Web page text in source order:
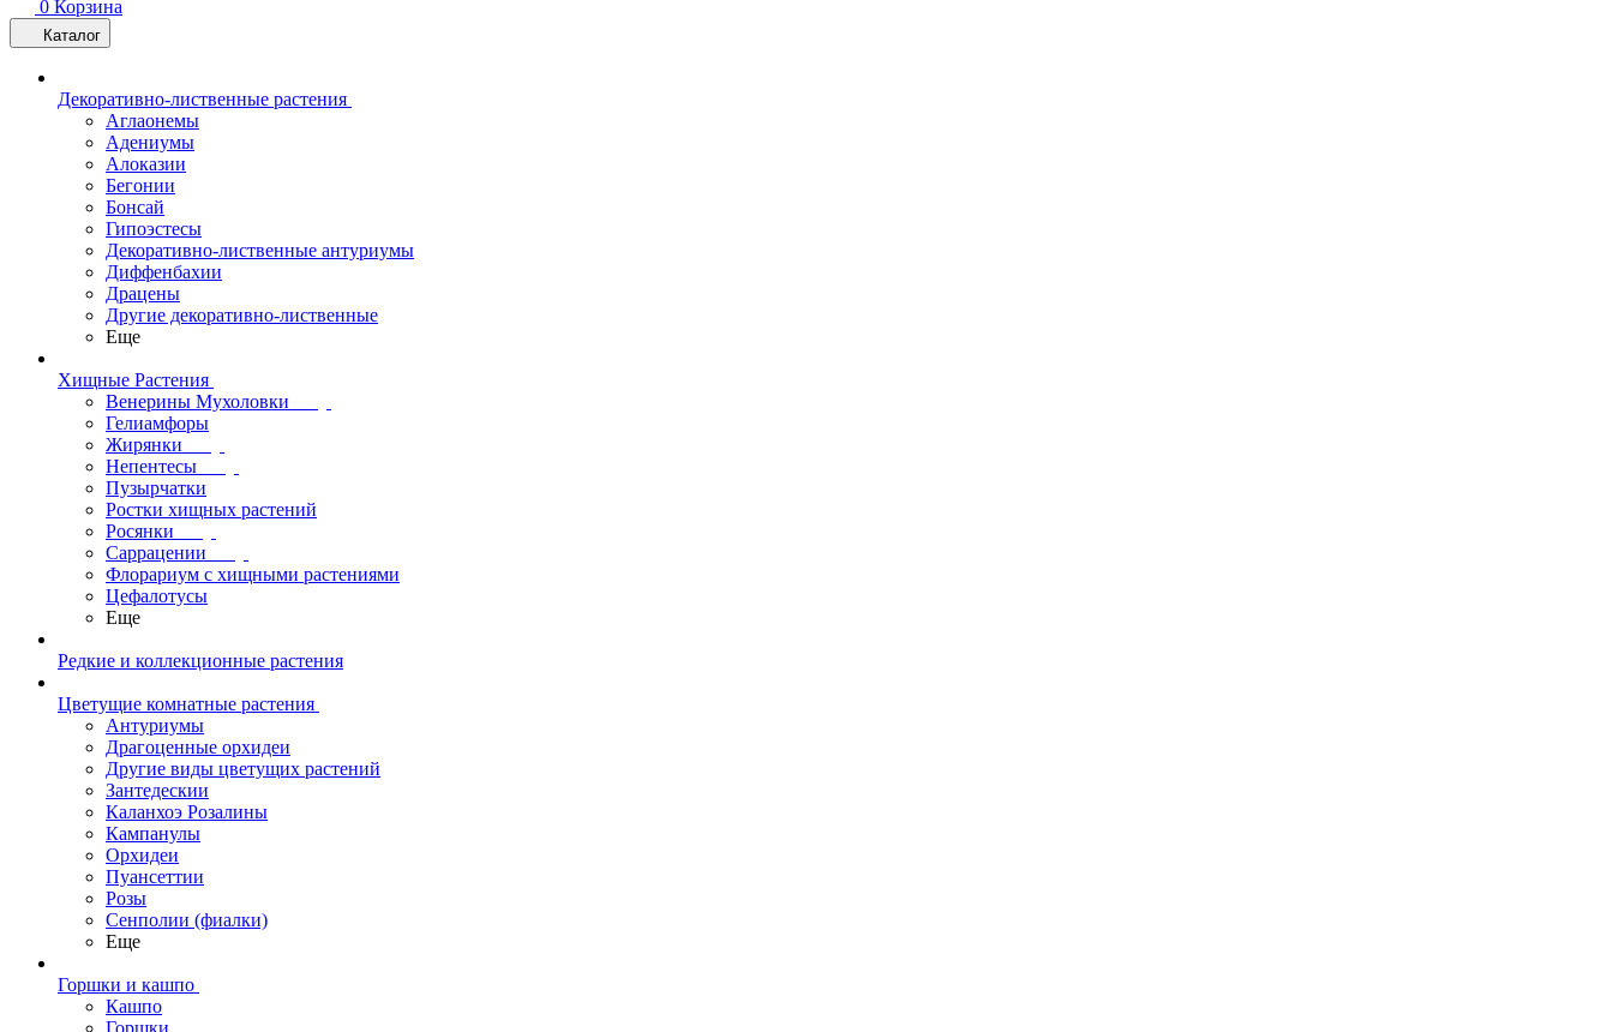
0 Корзина
Каталог
Декоративно-лиственные растения
Аглаонемы
Адениумы
Алоказии
Бегонии
Бонсай
Гипоэстесы
Декоративно-лиственные антуриумы
Диффенбахии
Драцены
Другие декоративно-лиственные
Еще
Хищные Растения
Венерины Мухоловки
Гелиамфоры
Жирянки
Непентесы
Пузырчатки
Ростки хищных растений
Росянки
Саррацении
Флорариум с хищными растениями
Цефалотусы
Еще
Редкие и коллекционные растения
Цветущие комнатные растения
Антуриумы
Драгоценные орхидеи
Другие виды цветущих растений
Зантедескии
Каланхоэ Розалины
Кампанулы
Орхидеи
Пуансеттии
Розы
Сенполии (фиалки)
Еще
Горшки и кашпо
Кашпо
Горшки